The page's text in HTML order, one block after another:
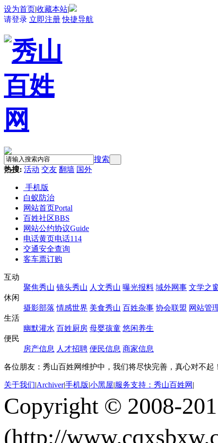
设为首页|收藏本站|
请登录 立即注册 快捷导航
搜索
热搜: 活动 交友 翻墙 国外
手机版
白蚁防治
网站首页Portal
百姓社区BBS
网站公约协议Guide
电话黄页电话114
交通安全查询
客车票订购
互动
聚焦秀山 镜头秀山 人文秀山 曝光报料 域外网事 文学之
休闲
摄影部落 情感世界 美食秀山 百姓杂事 协会联盟 网站管
生活
幽默灌水 百姓厨房 母婴孩童 悠闲养生
便民
房产信息 人才招聘 便民信息 商家信息
各位朋友：秀山百姓网维护中，我们将尽快完善，真心对不起
关于我们|Archiver|手机版|小黑屋|服务支持：秀山百姓网 |
Copyright © 2008-
(http://